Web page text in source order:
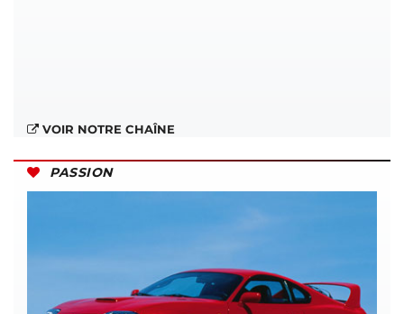
VOIR NOTRE CHAÎNE
PASSION